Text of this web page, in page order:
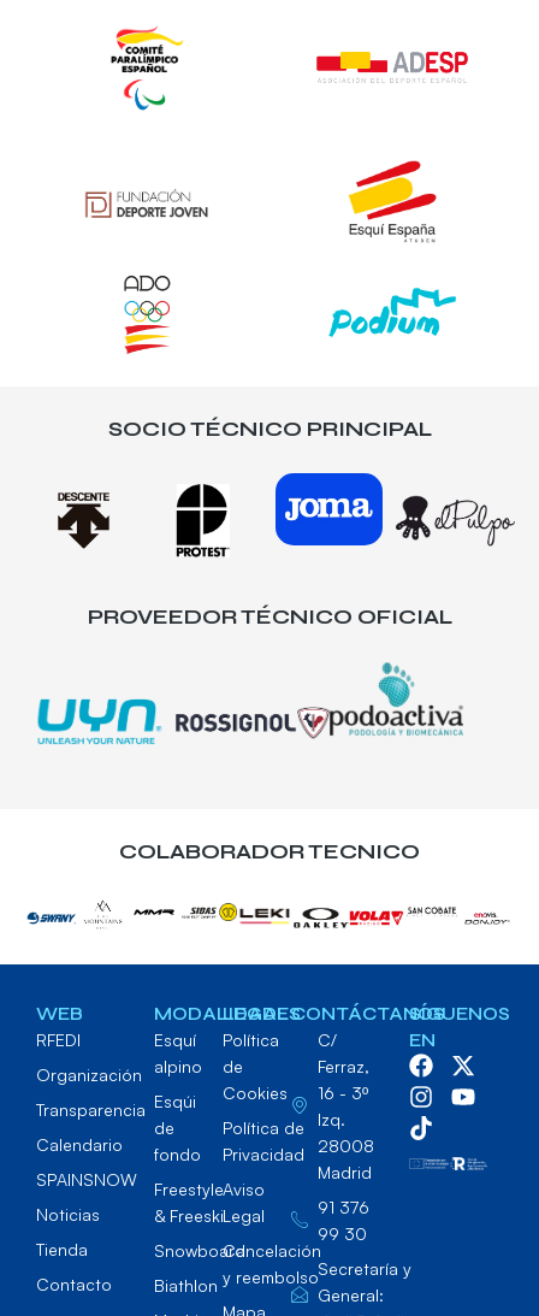
SOCIO TÉCNICO PRINCIPAL
PROVEEDOR TÉCNICO OFICIAL
COLABORADOR TECNICO
WEB
RFEDI
Organización
Transparencia
Calendario
SPAINSNOW
Noticias
Tienda
Contacto
MODALIDADES
Esquí
alpino
Esqúi
de
fondo
Freestyle
& Freeski
Snowboard
Biathlon
LEGAL
Política
de
Cookies
Política de
Privacidad
Aviso
Legal
Cancelación
y reembolso
Mapa
CONTÁCTANOS
C/
Ferraz,
16 - 3º
Izq.
28008
Madrid
91 376
99 30
Secretaría y
General:
SÍGUENOS
EN